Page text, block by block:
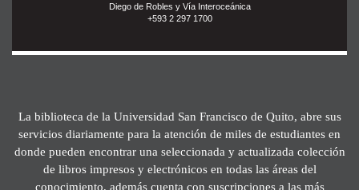
Diego de Robles y Vía Interoceánica
+593 2 297 1700
La biblioteca de la Universidad San Francisco de Quito, abre sus
servicios diariamente para la atención de miles de estudiantes en
donde pueden encontrar una seleccionada y actualizada colección
de libros impresos y electrónicos en todas las áreas del
conocimiento, además cuenta con suscripciones a las más